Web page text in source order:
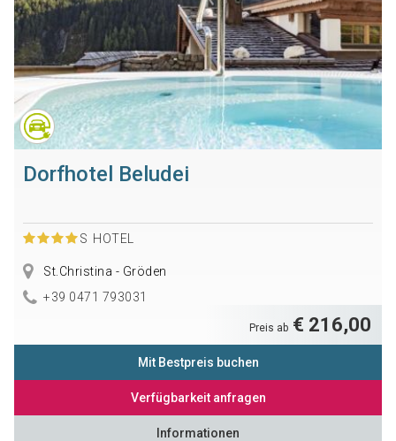
Dorfhotel Beludei
S HOTEL
St.Christina - Gröden
+39 0471 793031
Preis ab € 216,00
Mit Bestpreis buchen
Verfügbarkeit anfragen
Informationen